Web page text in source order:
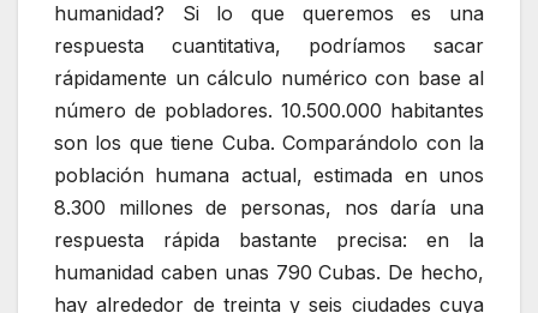
humanidad? Si lo que queremos es una
respuesta cuantitativa, podríamos sacar
rápidamente un cálculo numérico con base al
número de pobladores. 10.500.000 habitantes
son los que tiene Cuba. Comparándolo con la
población humana actual, estimada en unos
8.300 millones de personas, nos daría una
respuesta rápida bastante precisa: en la
humanidad caben unas 790 Cubas. De hecho,
hay alrededor de treinta y seis ciudades cuya